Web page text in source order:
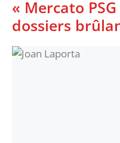
« Mercato
dossiers